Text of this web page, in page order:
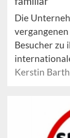
Die
Besucher zu
Kerstin